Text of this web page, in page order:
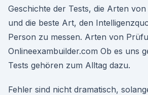
Geschichte der Tests, die Arten von
und die beste Art, den
Person zu messen. Arten von
Onlineexambuilder.com Ob es uns
Tests gehören zum Alltag dazu.
Fehler sind nicht dramatisch,